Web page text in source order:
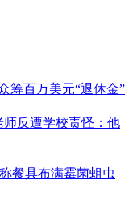
筹百万美元“退休金”
反遭学校责怪：他
餐具布满霉菌蛆虫